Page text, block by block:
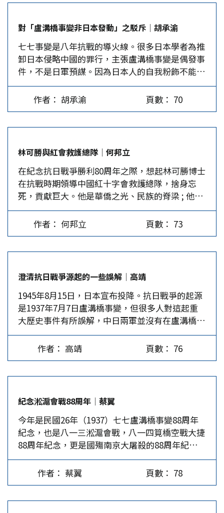
料消耗。(3)燃料方面，一般使用液態燃料；俄羅
斯的海燕則使用核子動力，為全球首創的核子動力
巡弋飛彈，可長時間在空中巡弋。(4)戰場存活性
和適用性方面，由於各國防空系統愈來愈精良，慢
速低空突襲的風險愈來愈高。 因此，巡弋飛彈必
須縮小彈體、改採匿蹤外型和匿蹤塗料，讓雷達截
面積/反射值（RCS）減到最小；同時可選擇雷達
偵測範圍以外的安全廊道（channel）飛行，以降
歷次的車臣戰爭、併吞克里米亞半島行動、2022年
哈薩克行動、俄烏戰爭等精銳盡出，空降部隊為攻
勢作戰部隊，與特種部隊同為精銳部隊。 BMD-3
傘兵戰鬥車 BMD系列最早出產的傘兵戰鬥車型號
為BMD-1，車體材質以焊接鋼裝甲為主，早在
1969年即亮相了，1973年正式服役。BMD-3於
1983-1986年期間，分別製造6輛原型車供蘇聯軍方
測試，最終於1990-1997年進行一系列的生產，
鬥車全由「伏爾加格勒」（Volgograd tractor…
對「盧溝橋事變非日本發動」之駁斥│胡承渝
七七事變是八年抗戰的導火線。很多日本學者為推
卸日本侵略中國的罪行，主張盧溝橋事變是偶發事
件，不是日軍預謀。因為日本人的自我粉飾不能說
服世人，於是出錢給美國的胡佛研究所，請中國人
主持一項所謂的學術計畫，來為日本竄改歷史，散
布七七事變非日本主謀，而是「偶發事件」的說
從九一八開始，日本占據東北、熱河，強迫中國簽
訂塘沽協定、何梅協定，成立冀東自治委員會，公
開推動「華北特殊化」的行動。尤其忽略前一年強
占豐台，控制北平到天津的鐵路。 日軍占領豐台
後，北平經宛平到漢口的平漢鐵路，成為唯一不受
日軍控制的南下交通線。宛平成為日軍下一個目
標。日軍在盧溝橋附近不斷演習，次數越來越頻
繁，從虛彈變成實彈，從日間變為夜間。日軍要占
生在不久後的任何一天。 以日期論可說突發；以
事變論則為預謀。 九一八前的東北背景…
作者： 胡承渝 頁數： 70
林可勝與紅會救護總隊│何邦立
在紀念抗日戰爭勝利80周年之際，想起林可勝博士
在抗戰時期領導中國紅十字會救護總隊，捨身忘
死，貢獻巨大。他是華僑之光、民族的脊梁 ; 他的
愛國救人事蹟不該被忘記。 協和生理大放異彩
1924年9…
作者： 何邦立 頁數： 73
澄清抗日戰爭源起的一些誤解│高靖
1945年8月15日，日本宣布投降。抗日戰爭的起源
是1937年7月7日盧溝橋事變，但很多人對這起重
大歷史事件有所誤解，中日兩軍並沒有在盧溝橋上
打仗，盧溝橋連接的盧溝橋城才是中日兩軍交涉爭
執之處。為了平息紛爭，29軍曾經退出，改由保安
隊進駐。這個城因為是宛平縣縣治所在地，又稱為
羅遊記當中出現的橋，西方人稱之為馬可波羅橋，
中方稱為盧溝橋；另一座盧溝橋是鐵橋，這是平漢
鐵路開通後讓火車行駛的鐵橋，這兩座橋都是盧溝
橋。 在中日雙方的史料中，都用盧溝橋城稱呼宛
平縣城，可以想見盧溝橋事變的用法不必然是指盧
溝橋，而可能是盧溝橋城。當地的火車站亦稱盧溝
橋站，盧溝橋事變遭後人誤解是兩軍在盧溝橋上的
戰鬥，其實應該是指中日兩軍在盧溝橋城周邊地區
作者： 高靖 頁數： 76
紀念淞滬會戰88周年│蔡翼
今年是民國26年（1937）七七盧溝橋事變88周年
紀念，也是八一三淞滬會戰，八一四筧橋空戰大捷
88周年紀念，更是國殤南京大屠殺的88周年紀念。
88年前的今天，國民政府軍事委員會，在委員長蔣
中正的領導下，為抗擊日本軍國主義的對華侵略，
展開了一場全國軍民大團結的「全民抗戰」，進行
作者： 蔡翼 頁數： 78